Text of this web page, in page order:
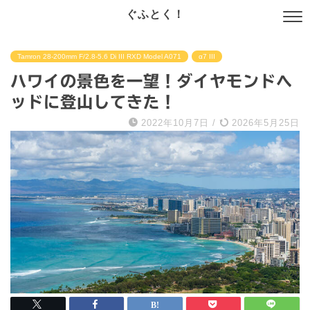
ぐふとく！
Tamron 28-200mm F/2.8-5.6 Di III RXD Model A071 α7 III
ハワイの景色を一望！ダイヤモンドヘ
ッドに登山してきた！
2022年10月7日 / 2026年5月25日